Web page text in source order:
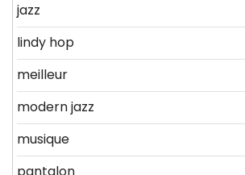
jazz
lindy hop
meilleur
modern jazz
musique